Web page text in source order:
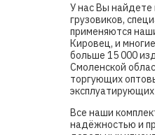
У нас Вы найдете
грузовиков,
применяются
Кировец, и
больше 15 000
Смоленской
торгующих
Все наши
надёжностью и